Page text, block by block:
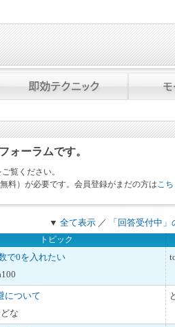
ォーラムです。
ご覧ください。
料）が必要です。会員登録がまだの方は こ
▼ 全て表示 ／ 「回答受付中
トピック
で0を入れたい
について
な